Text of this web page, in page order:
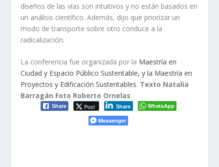
diseños de las vías son intuitivos y no están basados en
un análisis científico. Además, dijo que priorizar un
modo de transporte sobre otro conduce a la
radicalización.
La conferencia fue organizada por la Maestría en
Ciudad y Espacio Público Sustentable, y la Maestría en
Proyectos y Edificación Sustentables. Texto Natalia
Barragán Foto Roberto Ornelas
Share Post Share
WhatsApp
Messenger